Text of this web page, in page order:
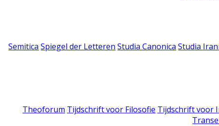
Semitica Spiegel der Letteren Studia Canonica Studia
Theoforum Tijdschrift voor Filosofie Tijdschrift voor